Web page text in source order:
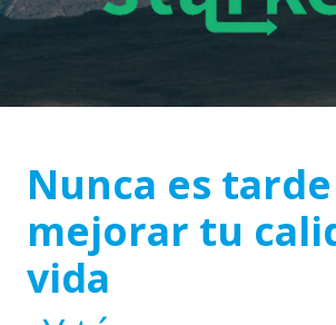
Nunca es
mejorar tu
vida